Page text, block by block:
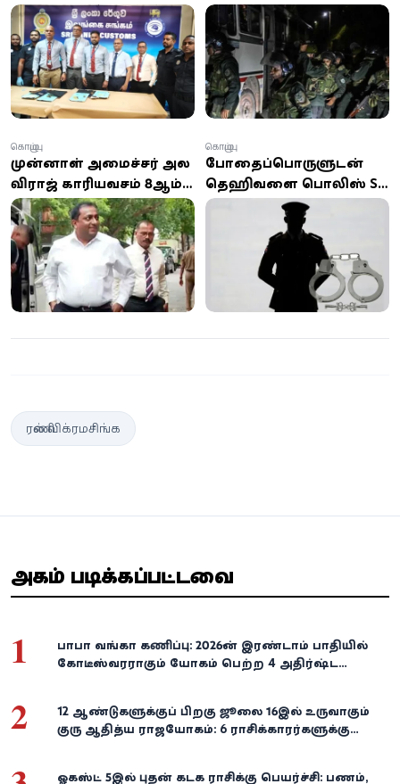
போதைப்பொருள்
பறிமுதல்: ஸ்பெயின்
பிரஜை கைது
கைதிகள்
அமைதியின்மை;
பாதுகாப்பு
பலப்படுத்தப்பட்டது!
முன்னாள் அமைச்சர் அகில
விராஜ் காரியவசம் 18ஆம்
திகதி வரை
விளக்கமறியலில்
கொழும்பு
போதைப்பொருளுடன்
தெஹிவளை பொலிஸ் SI
கைது: ஹெரோய்ன்,
கஞ்சா, வெளிநாட்டு
சிகரெட்டுகள் பறிமுதல்
கொழும்பு
ரணில் விக்ரமசிங்க
அதிகம் படிக்கப்பட்டவை
1
பாபா வங்கா கணிப்பு: 2026-ன் இரண்டாம் பாதியில்
கோடீஸ்வரராகும் யோகம் பெற்ற 4 அதிர்ஷ்ட
2
12 ஆண்டுகளுக்குப் பிறகு ஜூலை 16இல் உருவாகும்
குரு ஆதித்ய ராஜயோகம்: 6 ராசிக்காரர்களுக்கு
ஓகஸ்ட் 5இல் புதன் கடக ராசிக்கு பெயர்ச்சி: பணம்,